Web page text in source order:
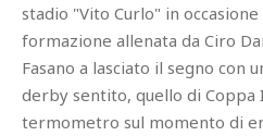
stadio "Vito Curlo" in
formazione allenata da Ciro
Fasano a lasciato il segno con
derby sentito, quello di Coppa
termometro sul momento di